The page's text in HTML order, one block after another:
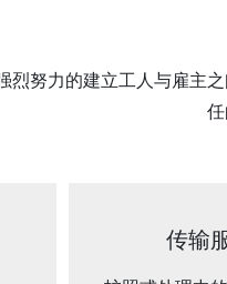
烈努力的建立工人与雇主
传输